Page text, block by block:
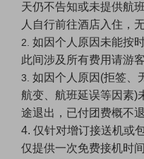
天仍不告知或未提供航
人自行前往酒店入住，
2. 如因个人原因未能按
此间涉及所有费用请游客
3. 如因个人原因 (拒签、
航变、航班延误等因素)
途退出，已付团费概不
4. 仅针对增订接送机或
仅提供一次免费接机时